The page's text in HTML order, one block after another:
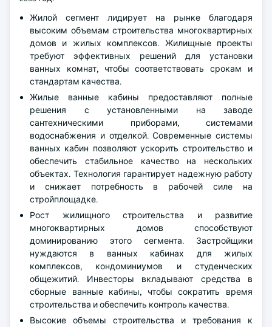
Жилой сегмент лидирует на рынке благодаря
высоким объемам строительства многоквартирных
домов и жилых комплексов. Жилищные проекты
требуют эффективных решений для установки
ванных комнат, чтобы соответствовать срокам и
стандартам качества.
Жилые ванные кабины предоставляют полные
решения с установленными на заводе
сантехническими приборами, системами
водоснабжения и отделкой. Современные системы
ванных кабин позволяют ускорить строительство и
обеспечить стабильное качество на нескольких
объектах. Технология гарантирует надежную работу
и снижает потребность в рабочей силе на
стройплощадке.
Рост жилищного строительства и развитие
многоквартирных домов способствуют
доминированию этого сегмента. Застройщики
нуждаются в ванных кабинах для жилых
комплексов, кондоминиумов и студенческих
общежитий. Инвесторы вкладывают средства в
сборные ванные кабины, чтобы сократить время
строительства и обеспечить контроль качества.
Высокие объемы строительства и требования к